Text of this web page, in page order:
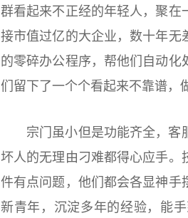
群看起来不正经的年轻人，聚在
接市值过亿的大企业，数十年无
的零碎办公程序，帮他们自动
们留下了一个个看起来不靠谱，
宗门虽小但是功能齐全，客
坏人的无理由刁难都得心应手。
件有点问题，他们都会各显神手
新青年，沉淀多年的经验，能